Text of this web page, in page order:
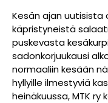
Kesän ajan uutisista
käpristyneistä
puskevasta
sadonkorjuukausi
normaaliin kesään
hyllyille ilmestyviä
heinäkuussa, MTK ry